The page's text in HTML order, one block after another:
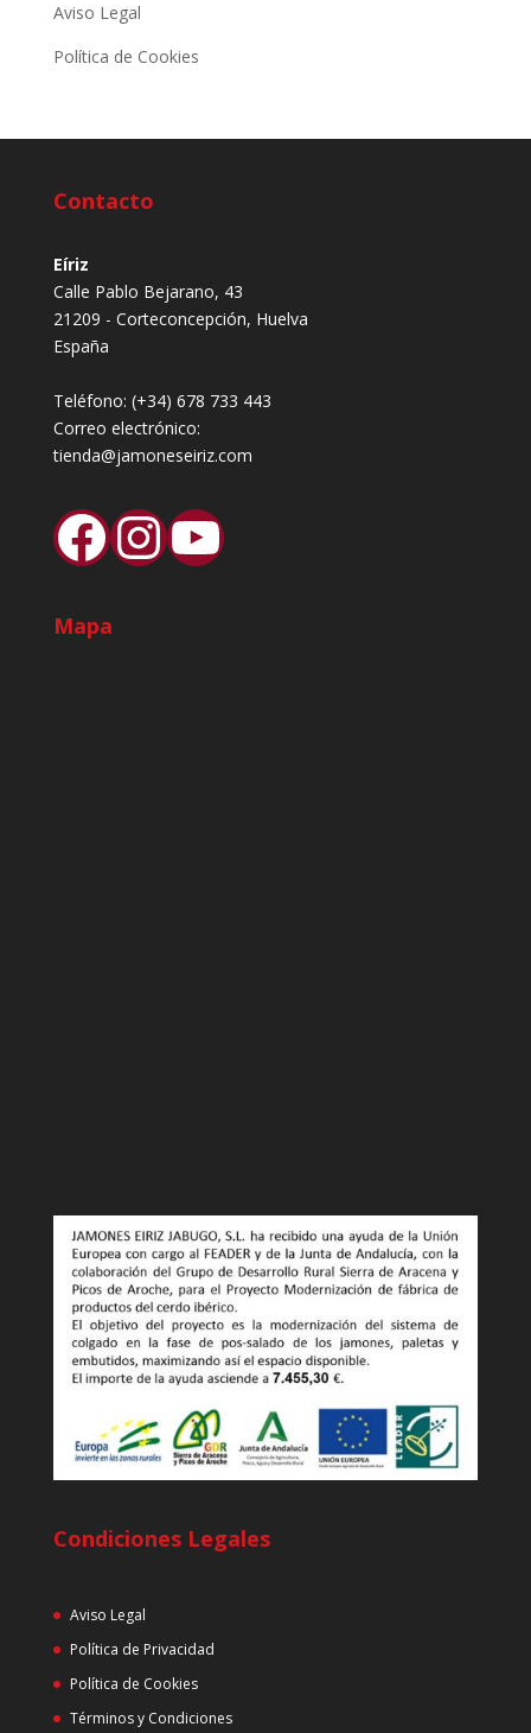
Aviso Legal
Política de Cookies
Contacto
Eíriz
Calle Pablo Bejarano, 43
21209 - Corteconcepción, Huelva
España
Teléfono: (+34) 678 733 443
Correo electrónico:
tienda@jamoneseiriz.com
Facebook
Instagram
YouTube
Mapa
Condiciones Legales
Aviso Legal
Política de Privacidad
Política de Cookies
Términos y Condiciones